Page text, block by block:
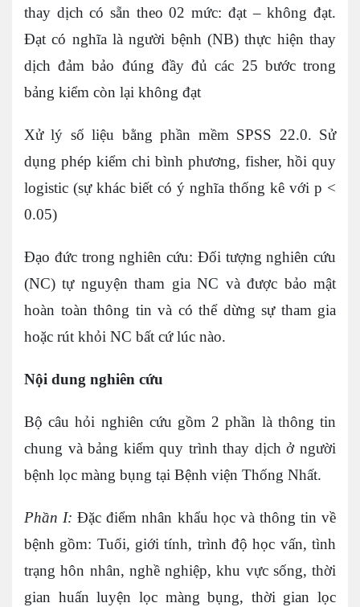
thay dịch có sẵn theo 02 mức: đạt – không đạt.
Đạt có nghĩa là người bệnh (NB) thực hiện thay
dịch đảm bảo đúng đầy đủ các 25 bước trong
bảng kiểm còn lại không đạt
Xử lý số liệu bằng phần mềm SPSS 22.0. Sử
dụng phép kiểm chi bình phương, fisher, hồi quy
logistic (sự khác biết có ý nghĩa thống kê với p <
0.05)
Đạo đức trong nghiên cứu: Đối tượng nghiên cứu
(NC) tự nguyện tham gia NC và được bảo mật
hoàn toàn thông tin và có thể dừng sự tham gia
hoặc rút khỏi NC bất cứ lúc nào.
Nội dung nghiên cứu
Bộ câu hỏi nghiên cứu gồm 2 phần là thông tin
chung và bảng kiểm quy trình thay dịch ở người
bệnh lọc màng bụng tại Bệnh viện Thống Nhất.
Phần I: Đặc điểm nhân khẩu học và thông tin về
bệnh gồm: Tuổi, giới tính, trình độ học vấn, tình
trạng hôn nhân, nghề nghiệp, khu vực sống, thời
gian huấn luyện lọc màng bụng, thời gian lọc